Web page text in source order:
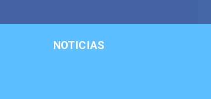
NOTICIAS